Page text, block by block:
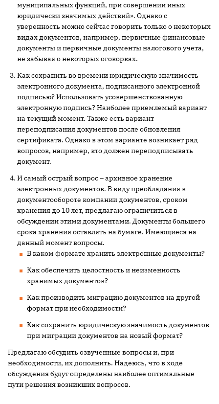
муниципальных функций, при совершении иных
юридически значимых действий». Однако с
уверенность можно сейчас говорить только о некоторых
видах документов, например, первичные финансовые
документы и первичные документы налогового учета,
не забывая о некоторых оговорках.
Как сохранить во времени юридическую значимость
электронного документа, подписанного электронной
подписью? Использовать усовершенствованную
электронную подпись? Наиболее приемлемый вариант
на текущий момент. Также есть вариант
переподписания документов после обновления
сертификата. Однако в этом варианте возникает ряд
вопросов, например, кто должен переподписывать
документ.
И самый острый вопрос – архивное хранение
электронных документов. В виду преобладания в
документообороте компании документов, сроком
хранения до 10 лет, предлагаю ограничиться в
обсуждении этими документами. Документы большего
срока хранения оставлять на бумаге. Имеющиеся на
данный момент вопросы.
В каком формате хранить электронные документы?
Как обеспечить целостность и неизменность
хранимых документов?
Как производить миграцию документов на другой
формат при необходимости?
Как сохранить юридическую значимость документов
при миграции документов на новый формат?
Предлагаю обсудить озвученные вопросы и, при
необходимости, их дополнить. Надеюсь, что в ходе
обсуждения будут определены наиболее оптимальные
пути решения возникших вопросов.